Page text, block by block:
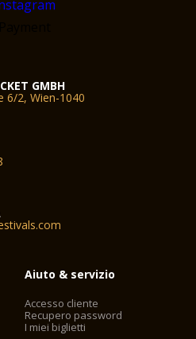
GMBH
6/2, Wien-1040
Aiuto & servizio
Accesso cliente
Recupero password
I miei biglietti